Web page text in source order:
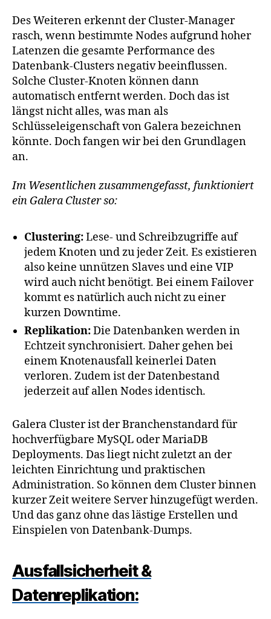
Des Weiteren erkennt der Cluster-Manager
rasch, wenn bestimmte Nodes aufgrund hoher
Latenzen die gesamte Performance des
Datenbank-Clusters negativ beeinflussen.
Solche Cluster-Knoten können dann
automatisch entfernt werden. Doch das ist
längst nicht alles, was man als
Schlüsseleigenschaft von Galera bezeichnen
könnte. Doch fangen wir bei den Grundlagen
an.
Im Wesentlichen zusammengefasst, funktioniert
ein Galera Cluster so:
Clustering:Lese- und Schreibzugriffe auf
jedem Knoten und zu jeder Zeit. Es existieren
also keine unnützen Slaves und eine VIP
wird auch nicht benötigt. Bei einem Failover
kommt es natürlich auch nicht zu einer
kurzen Downtime.
Replikation:Die Datenbanken werden in
Echtzeit synchronisiert. Daher gehen bei
einem Knotenausfall keinerlei Daten
verloren. Zudem ist der Datenbestand
jederzeit auf allen Nodes identisch.
Galera Cluster ist der Branchenstandard für
hochverfügbare MySQL oder MariaDB
Deployments. Das liegt nicht zuletzt an der
leichten Einrichtung und praktischen
Administration. So können dem Cluster binnen
kurzer Zeit weitere Server hinzugefügt werden.
Und das ganz ohne das lästige Erstellen und
Einspielen von Datenbank-Dumps.
Ausfallsicherheit &
Datenreplikation: